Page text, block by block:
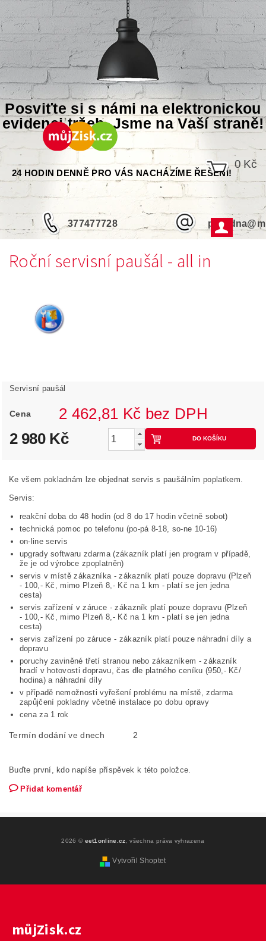
Posviťte si s námi na elektronickou
evidenci tržeb. Jsme na Vaší straně!
24 HODIN DENNĚ PRO VÁS NACHÁZÍME ŘEŠENÍ!
377477728
0 Kč
Roční servisní paušál - all in
Servisní paušál
Cena
2 462,81 Kč bez DPH
2 980 Kč
Ke všem pokladnám lze objednat servis s paušálním poplatkem.
Servis:
reakční doba do 48 hodin (od 8 do 17 hodin včetně sobot)
technická pomoc po telefonu (po-pá 8-18, so-ne 10-16)
on-line servis
upgrady softwaru zdarma (zákazník platí jen program v případě,
že je od výrobce zpoplatněn)
servis v místě zákazníka - zákazník platí pouze dopravu (Plzeň
- 100,- Kč, mimo Plzeň 8,- Kč na 1 km - platí se jen jedna
cesta)
servis zařízení v záruce - zákazník platí pouze dopravu (Plzeň
- 100,- Kč, mimo Plzeň 8,- Kč na 1 km - platí se jen jedna
cesta)
servis zařízení po záruce - zákazník platí pouze náhradní díly a
dopravu
poruchy zaviněné třetí stranou nebo zákazníkem - zákazník
hradí v hotovosti dopravu, čas dle platného ceníku (950,- Kč/
hodina) a náhradní díly
v případě nemožnosti vyřešení problému na místě, zdarma
zapůjčení pokladny včetně instalace po dobu opravy
cena za 1 rok
Termín dodání ve dnech 2
Buďte první, kdo napíše příspěvek k této položce.
Přidat komentář
2026 © eet1online.cz , všechna práva vyhrazena
Vytvořil Shoptet
můjZisk.cz